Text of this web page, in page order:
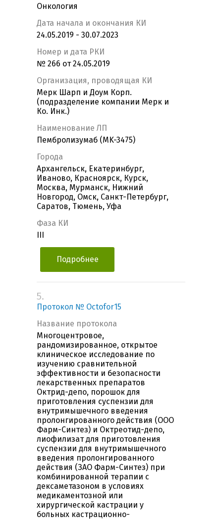
Онкология
Дата начала и окончания КИ
24.05.2019 - 30.07.2023
Номер и дата РКИ
№ 266 от 24.05.2019
Организация, проводящая КИ
Мерк Шарп и Доум Корп.
(подразделение компании Мерк и
Ко. Инк.)
Наименование ЛП
Пембролизумаб (MK-3475)
Города
Архангельск, Екатеринбург,
Иваново, Красноярск, Курск,
Москва, Мурманск, Нижний
Новгород, Омск, Санкт-Петербург,
Саратов, Тюмень, Уфа
Фаза КИ
Подробнее
5.
Протокол № Octofor15
Название протокола
Многоцентровое,
рандомизированное, открытое
клиническое исследование по
изучению сравнительной
эффективности и безопасности
лекарственных препаратов
Октрид-депо, порошок для
приготовления суспензии для
внутримышечного введения
пролонгированного действия (ООО
Фарм-Синтез) и Октреотид-депо,
лиофилизат для приготовления
суспензии для внутримышечного
введения пролонгированного
действия (ЗАО Фарм-Синтез) при
комбинированной терапии с
дексаметазоном в условиях
медикаментозной или
хирургической кастрации у
больных кастрационно-